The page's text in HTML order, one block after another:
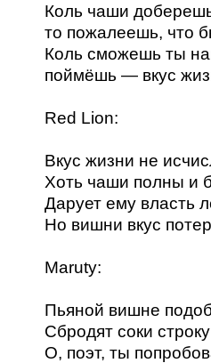
Коль чаши
то пожалеешь, что
Коль сможешь ты
поймёшь — вкус
Red Lion:
Вкус жизни не
Хоть чаши полны и
Дарует ему власть
Но вишни вкус
Maruty:
Пьяной вишне
Сбродят соки
О, поэт, ты